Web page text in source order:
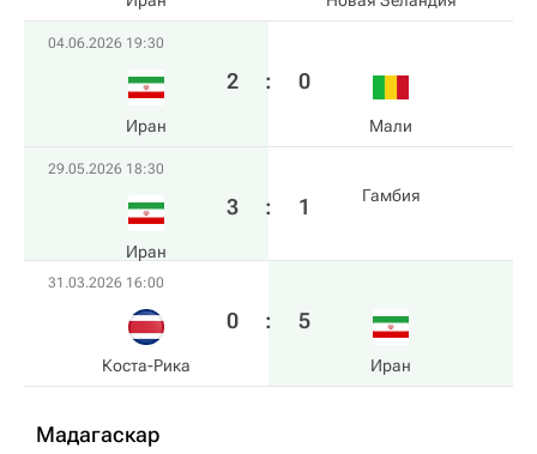
04.06.2026 19:30
Иран
2 : 0
Мали
29.05.2026 18:30
Иран
3 : 1 Гамбия
31.03.2026 16:00
Коста-Рика
0 : 5
Иран
Мадагаскар